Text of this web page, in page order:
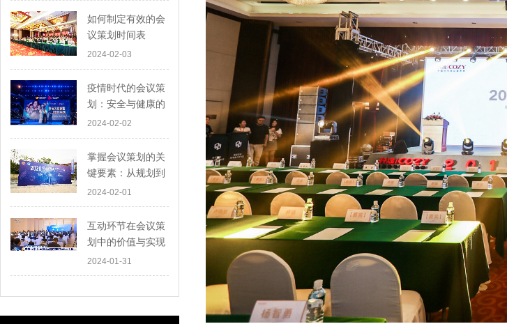
如何制定有效的会
议策划时间表
2024-02-03
疫情时代的会议策
划：安全与健康的
首要考虑
2024-02-02
掌握会议策划的关
键要素：从规划到
执行
2024-02-01
互动环节在会议策
划中的价值与实现
2024-01-31